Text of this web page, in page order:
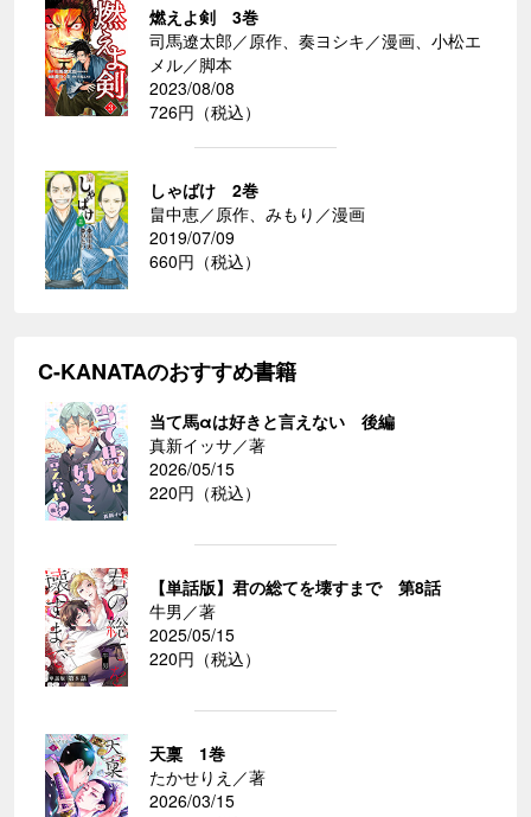
燃えよ剣 3巻
司馬遼太郎／原作、奏ヨシキ／漫画、小松エ
メル／脚本
2023/08/08
726円（税込）
しゃばけ 2巻
畠中恵／原作、みもり／漫画
2019/07/09
660円（税込）
C-KANATAのおすすめ書籍
当て馬αは好きと言えない 後編
真新イッサ／著
2026/05/15
220円（税込）
【単話版】君の総てを壊すまで 第8話
牛男／著
2025/05/15
220円（税込）
天稟 1巻
たかせりえ／著
2026/03/15